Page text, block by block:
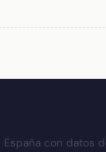
con datos